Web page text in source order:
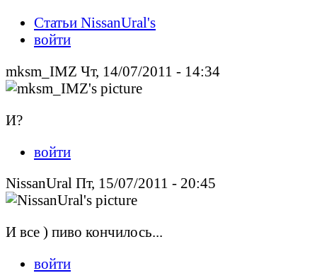
Статьи NissanUral's
войти
mksm_IMZ Чт, 14/07/2011 - 14:34
И?
войти
NissanUral Пт, 15/07/2011 - 20:45
И все ) пиво кончилось...
войти